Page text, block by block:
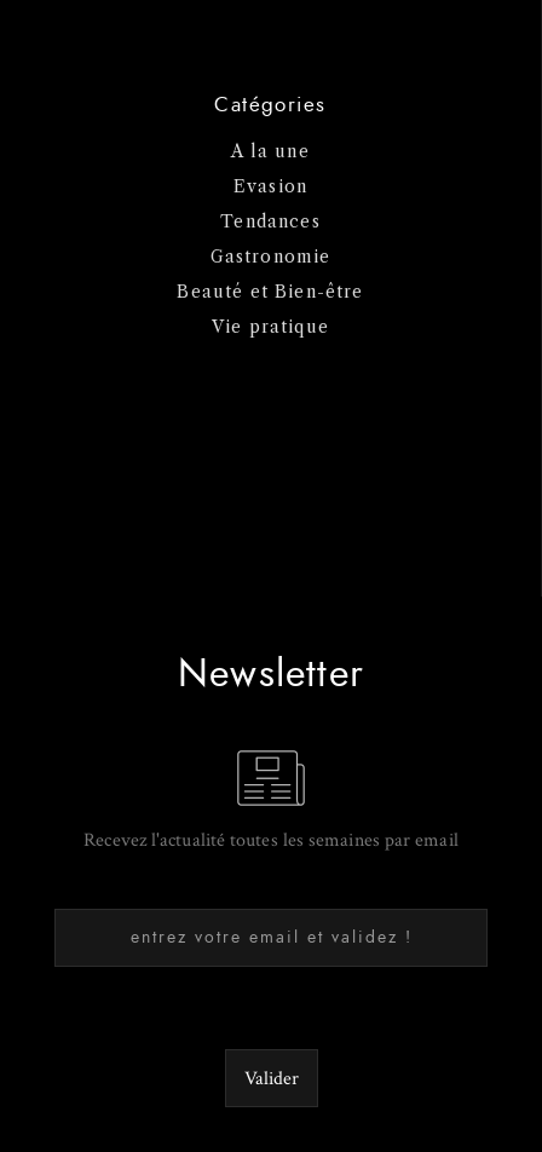
Catégories
A la une
Evasion
Tendances
Gastronomie
Beauté et Bien-être
Vie pratique
Newsletter
Recevez l'actualité toutes les semaines par email